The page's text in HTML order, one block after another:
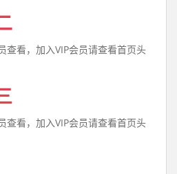
查看，加入VIP会员请查看首页头
查看，加入VIP会员请查看首页头